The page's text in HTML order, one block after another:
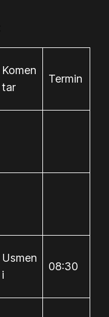
Komen
tar
Termin
Usmen
i
08:30